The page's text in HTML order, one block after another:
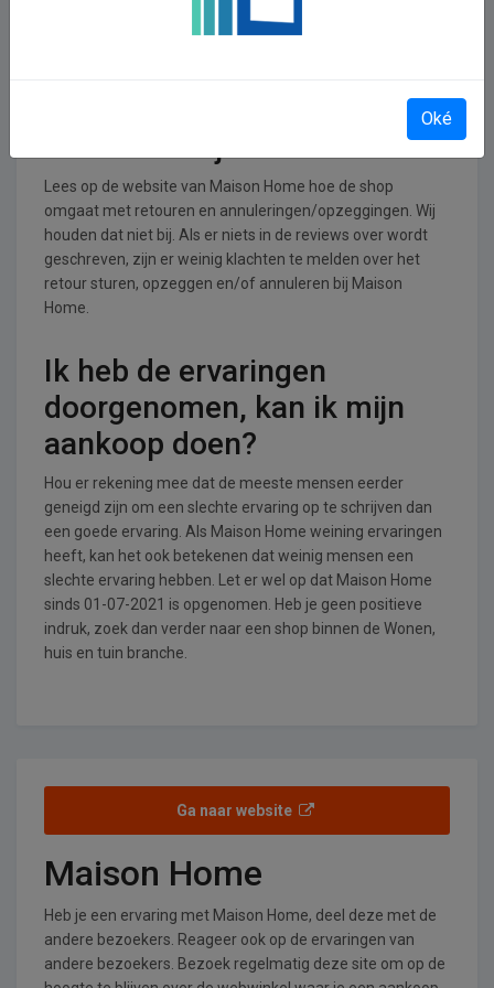
annuleren bij Maison Home
Lees op de website van Maison Home hoe de shop
omgaat met retouren en annuleringen/opzeggingen. Wij
houden dat niet bij. Als er niets in de reviews over wordt
geschreven, zijn er weinig klachten te melden over het
retour sturen, opzeggen en/of annuleren bij Maison
Home.
Ik heb de ervaringen
doorgenomen, kan ik mijn
aankoop doen?
Hou er rekening mee dat de meeste mensen eerder
geneigd zijn om een slechte ervaring op te schrijven dan
een goede ervaring. Als Maison Home weining ervaringen
heeft, kan het ook betekenen dat weinig mensen een
slechte ervaring hebben. Let er wel op dat Maison Home
sinds 01-07-2021 is opgenomen. Heb je geen positieve
indruk, zoek dan verder naar een shop binnen de Wonen,
huis en tuin branche.
Ga naar website
Maison Home
Heb je een ervaring met Maison Home, deel deze met de
andere bezoekers. Reageer ook op de ervaringen van
andere bezoekers. Bezoek regelmatig deze site om op de
Oké